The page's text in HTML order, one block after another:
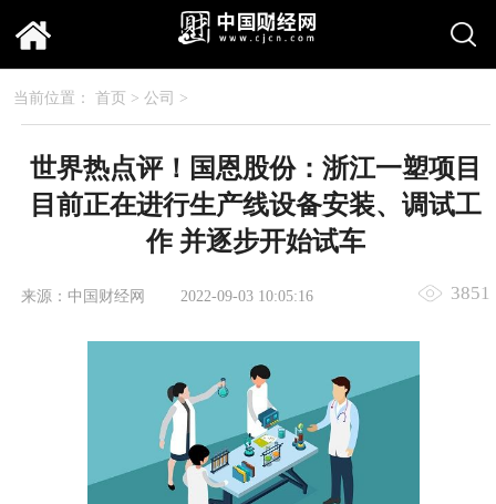
当前位置： 首页 > 公司 >
世界热点评！国恩股份：浙江一塑项目
目前正在进行生产线设备安装、调试工
作 并逐步开始试车
来源：中国财经网 2022-09-03 10:05:16 3851